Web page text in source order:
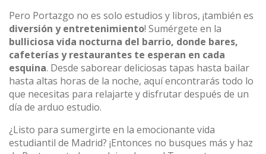
Pero Portazgo no es solo estudios y libros, ¡también es
diversión y entretenimiento! Sumérgete en la
bulliciosa vida nocturna del barrio, donde bares,
cafeterías y restaurantes te esperan en cada
esquina. Desde saborear deliciosas tapas hasta bailar
hasta altas horas de la noche, aquí encontrarás todo lo
que necesitas para relajarte y disfrutar después de un
día de arduo estudio.
¿Listo para sumergirte en la emocionante vida
estudiantil de Madrid? ¡Entonces no busques más y haz